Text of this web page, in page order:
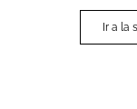
Ir a la